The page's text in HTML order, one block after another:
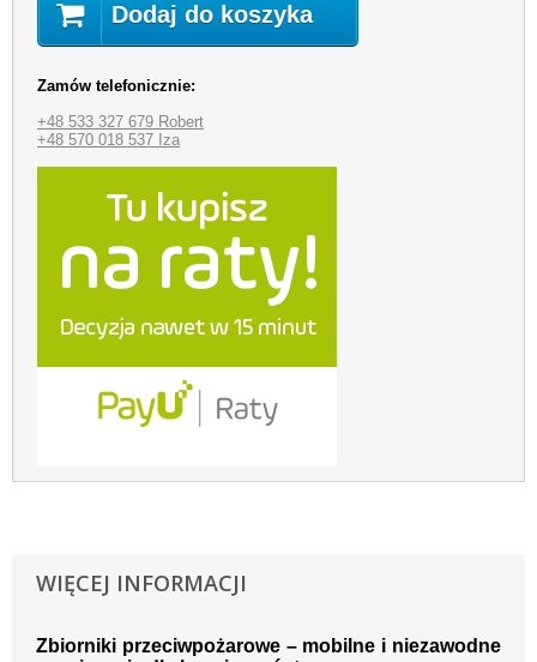
Dodaj do koszyka
Zamów telefonicznie:
+48 533 327 679 Robert
+48 570 018 537 Iza
WIĘCEJ INFORMACJI
Zbiorniki przeciwpożarowe – mobilne i niezawodne